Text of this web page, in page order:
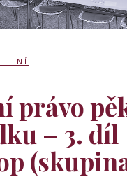
právo
– 3. díl